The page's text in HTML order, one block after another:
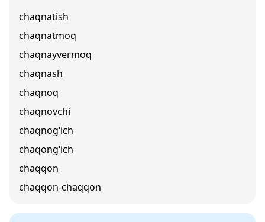
chaqnatish
chaqnatmoq
chaqnayvermoq
chaqnash
chaqnoq
chaqnovchi
chaqnog‘ich
chaqong‘ich
chaqqon
chaqqon-chaqqon